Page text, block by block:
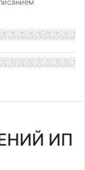
ИП